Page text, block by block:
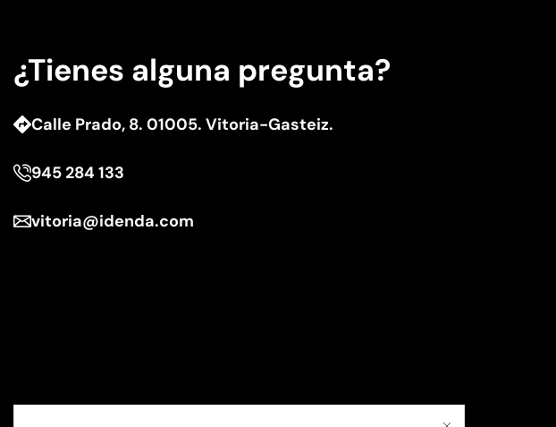
¿Tienes alguna pregunta?
Calle Prado, 8. 01005. Vitoria-Gasteiz.
945 284 133
vitoria@idenda.com